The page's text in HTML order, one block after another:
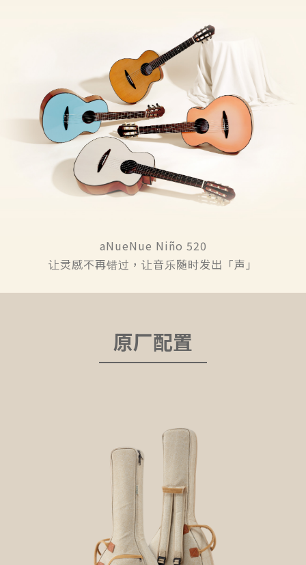
aNueNue Niño 520
让灵感不再错过，让音乐随时发出「声」
原厂配置